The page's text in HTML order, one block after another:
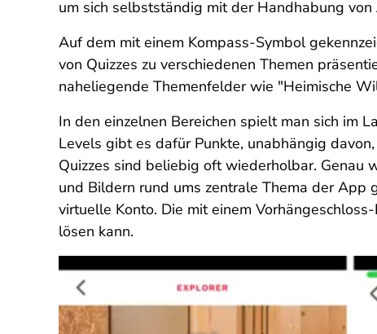
um sich selbstständig mit der Handhabung von
Auf dem mit einem Kompass-Symbol
von Quizzes zu verschiedenen Themen
naheliegende Themenfelder wie "Heimische
In den einzelnen Bereichen spielt man sich im
Levels gibt es dafür Punkte, unabhängig
Quizzes sind beliebig oft wiederholbar. Genau
und Bildern rund ums zentrale Thema der App
virtuelle Konto. Die mit einem
lösen kann.